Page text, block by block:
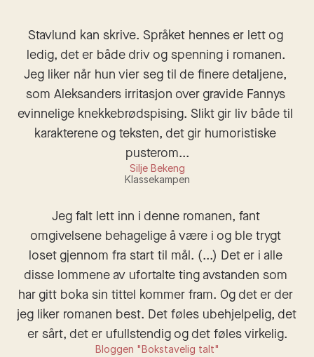
Stavlund kan skrive. Språket hennes er lett og
ledig, det er både driv og spenning i romanen.
Jeg liker når hun vier seg til de finere detaljene,
som Aleksanders irritasjon over gravide Fannys
evinnelige knekkebrødspising. Slikt gir liv både til
karakterene og teksten, det gir humoristiske
pusterom...
Silje Bekeng
Klassekampen
Jeg falt lett inn i denne romanen, fant
omgivelsene behagelige å være i og ble trygt
loset gjennom fra start til mål. (...) Det er i alle
disse lommene av ufortalte ting avstanden som
har gitt boka sin tittel kommer fram. Og det er der
jeg liker romanen best. Det føles ubehjelpelig, det
er sårt, det er ufullstendig og det føles virkelig.
Bloggen "Bokstavelig talt"